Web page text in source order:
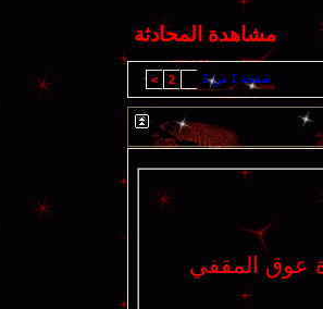
مشاهدة المحادثة
صفحة 1 من 2 2
>
عوق المقفي